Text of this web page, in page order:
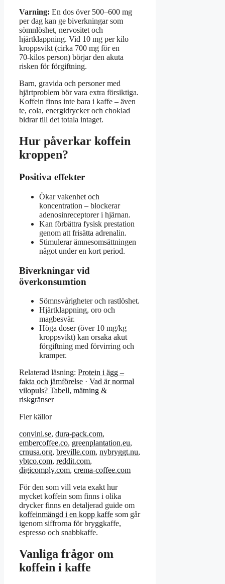
Varning: En dos över 500–600 mg
per dag kan ge biverkningar som
sömnlöshet, nervositet och
hjärtklappning. Vid 10 mg per kilo
kroppsvikt (cirka 700 mg för en
70‑kilos person) börjar den akuta
risken för förgiftning.
Barn, gravida och personer med
hjärtproblem bör vara extra försiktiga.
Koffein finns inte bara i kaffe – även
te, cola, energidrycker och choklad
bidrar till det totala intaget.
Hur påverkar koffein
kroppen?
Positiva effekter
Ökar vakenhet och
koncentration – blockerar
adenosinreceptorer i hjärnan.
Kan förbättra fysisk prestation
genom att frisätta adrenalin.
Stimulerar ämnesomsättningen
något under en kort period.
Biverkningar vid
överkonsumtion
Sömnsvårigheter och rastlöshet.
Hjärtklappning, oro och
magbesvär.
Höga doser (över 10 mg/kg
kroppsvikt) kan orsaka akut
förgiftning med förvirring och
kramper.
Relaterad läsning: Protein i ägg –
fakta och jämförelse · Vad är normal
vilopuls? Tabell, mätning &
riskgränser
Fler källor
convini.se, dura-pack.com,
embercoffee.co, greenplantation.eu,
crnusa.org, breville.com, nybryggt.nu,
ybtco.com, reddit.com,
digicomply.com, crema-coffee.com
För den som vill veta exakt hur
mycket koffein som finns i olika
drycker finns en detaljerad guide om
koffeinmängd i en kopp kaffe som går
igenom siffrorna för bryggkaffe,
espresso och snabbkaffe.
Vanliga frågor om
koffein i kaffe